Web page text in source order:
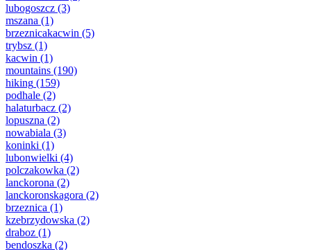
lubogoszcz (3)
mszana (1)
brzeznicakacwin (5)
trybsz (1)
kacwin (1)
mountains (190)
hiking (159)
podhale (2)
halaturbacz (2)
lopuszna (2)
nowabiala (3)
koninki (1)
lubonwielki (4)
polczakowka (2)
lanckorona (2)
lanckoronskagora (2)
brzeznica (1)
kzebrzydowska (2)
draboz (1)
bendoszka (2)